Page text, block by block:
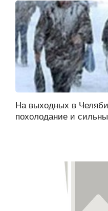
На выходных в
похолодание и